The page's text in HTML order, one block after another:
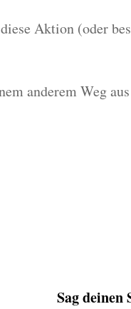
Aktion (oder
anderem Weg
Sag deinen